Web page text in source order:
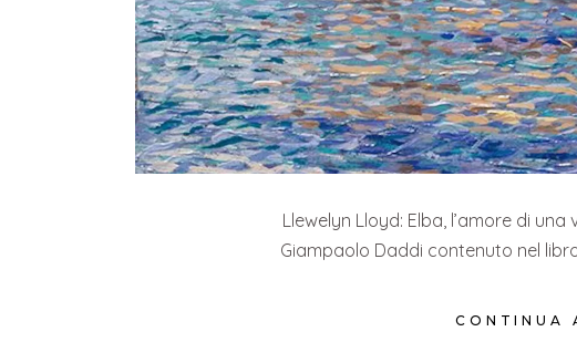
Llewelyn Lloyd: Elba, l’amore di
Giampaolo Daddi contenuto nel
CONTINUA